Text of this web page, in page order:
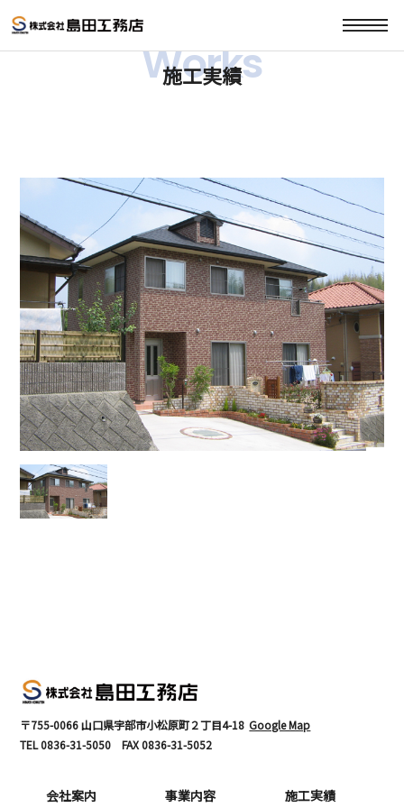
Works
施工実績
〒755-0066 山口県宇部市小松原町２丁目4-18 Google Map
TEL0836-31-5050 FAX0836-31-5052
会社案内 事業内容 施工実績